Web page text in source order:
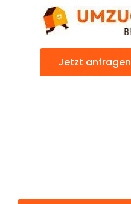
Jetzt anfragen